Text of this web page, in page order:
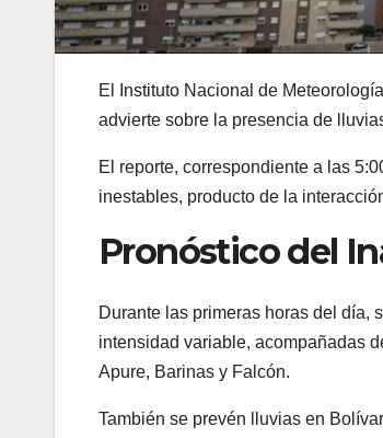
El Instituto Nacional de
advierte sobre la presencia de
El reporte, correspondiente a las
inestables, producto de la
Pronóstico del
Durante las primeras horas del día,
intensidad variable, acompañadas
Apure, Barinas y Falcón.
También se prevén lluvias en